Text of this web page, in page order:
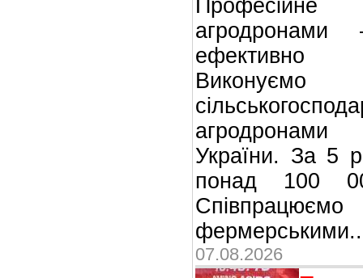
ефективно
агродронами
України. За 5
понад 100
07.08.2026